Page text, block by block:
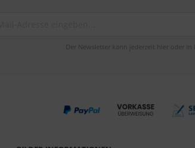
Der Newsletter kann jederzeit hier oder